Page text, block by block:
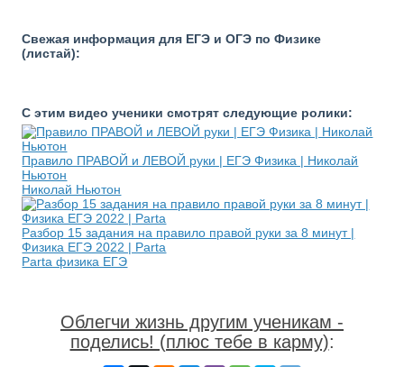
Свежая информация для ЕГЭ и ОГЭ по Физике
(листай):
С этим видео ученики смотрят следующие ролики:
Правило ПРАВОЙ и ЛЕВОЙ руки | ЕГЭ Физика | Николай
Ньютон
Николай Ньютон
Разбор 15 задания на правило правой руки за 8 минут |
Физика ЕГЭ 2022 | Parta
Parta физика ЕГЭ
Облегчи жизнь другим ученикам -
поделись! (плюс тебе в карму):